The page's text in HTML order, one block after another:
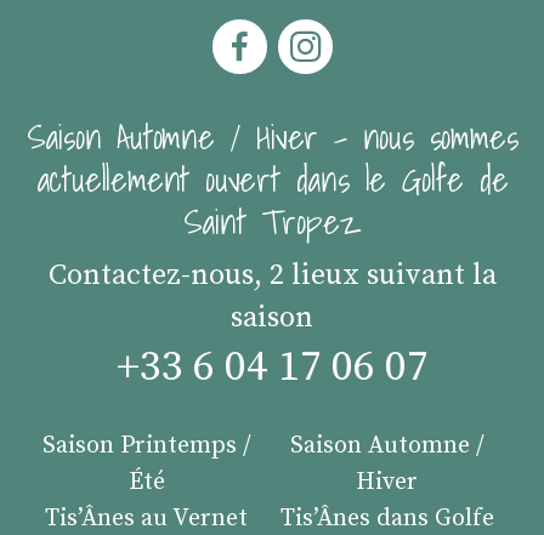
Saison Automne / Hiver - nous sommes
actuellement ouvert dans le Golfe de
Saint Tropez
Contactez-nous, 2 lieux suivant la
saison
+33 6 04 17 06 07
Saison Printemps /
Été
Tis’Ânes au Vernet
Saison Automne /
Hiver
Tis’Ânes dans Golfe